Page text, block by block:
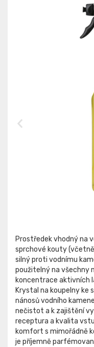
Prostředek vhodný na
sprchové kouty
silný proti vodnímu
použitelný na všechny
koncentrace aktivních
Krystal na koupelny ke
nánosů vodního
nečistot a k zajištění
receptura a kvalita
komfort s mimořádně
je příjemně